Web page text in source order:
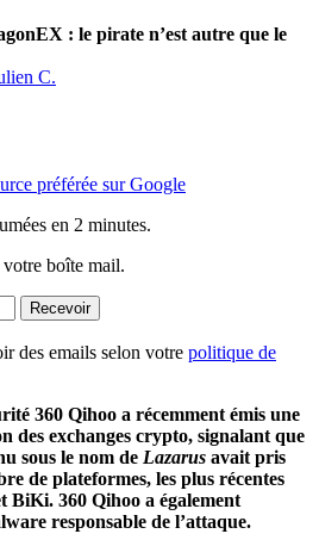
: le pirate n’est autre que le
C.
préférée sur Google
en 2 minutes.
boîte mail.
Recevoir
des emails selon votre politique de
360 Qihoo a récemment émis une
des exchanges crypto, signalant que
sous le nom de Lazarus avait pris
de plateformes, les plus récentes
360 Qihoo a également
responsable de l’attaque.